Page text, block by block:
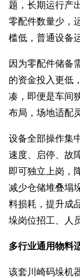
题，长期运行产
零配件数量少，
槛低，普通设备
因为零配件储备
的资金投入更低
凑，即便是车间
布局，场地适配
设备全部操作集
速度、启停、故
即可独立上岗，
减少仓储堆叠塌
料损耗，提升成
垛岗位招工、人
多行业通用物料
该套川崎码垛机